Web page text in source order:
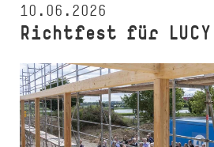
10.06.2026
Richtfest für LUCY